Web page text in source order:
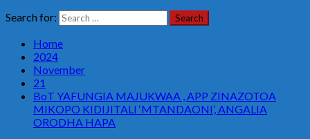
Search for:
Home
2024
November
21
BoT YAFUNGIA MAJUKWAA , APP ZINAZOTOA
MIKOPO KIDIJITALI ‘MTANDAONI’, ANGALIA
ORODHA HAPA